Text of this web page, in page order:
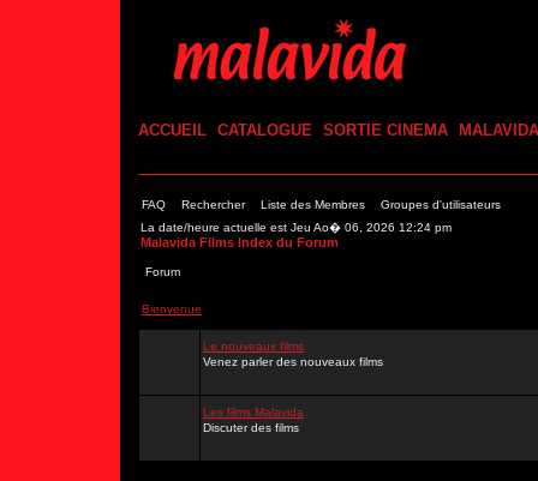
ACCUEIL CATALOGUE SORTIE CINEMA MALAVIDA
FAQ Rechercher Liste des Membres
Groupes d'utilisateurs
La date/heure actuelle est Jeu Ao� 06, 2026 12:24 pm
Malavida Films Index du Forum
Forum
Bienvenue
Le nouveaux films
Venez parler des nouveaux films
Les films Malavida
Discuter des films